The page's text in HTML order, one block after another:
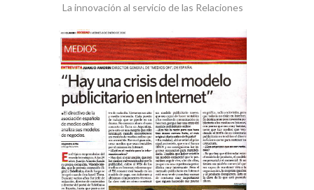
La innovación al servicio de las Relaciones